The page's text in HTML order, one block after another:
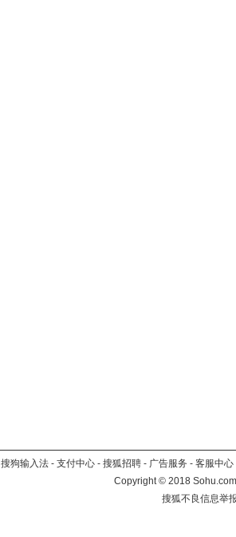
搜狗输入法 - 支付中心 - 搜狐招聘 - 广告服务 - 客服中心
Copyright©2018
搜狐不良信息举